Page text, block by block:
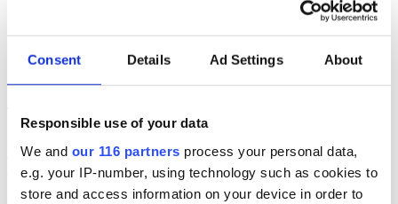
Consent Details Ad Settings About
Responsible use of your data
We and our 116 partners process your personal data,
e.g. your IP-number, using technology such as cookies to
store and access information on your device in order to
2026-06-23, 17:41
”Ebba Buschs Sverigedröm kräver
Almedalen via sin proprietära varumärkesmodell Field of Meaning.
Först ut är KD-ledaren Ebba Busch tal.
almedalen 2026politik